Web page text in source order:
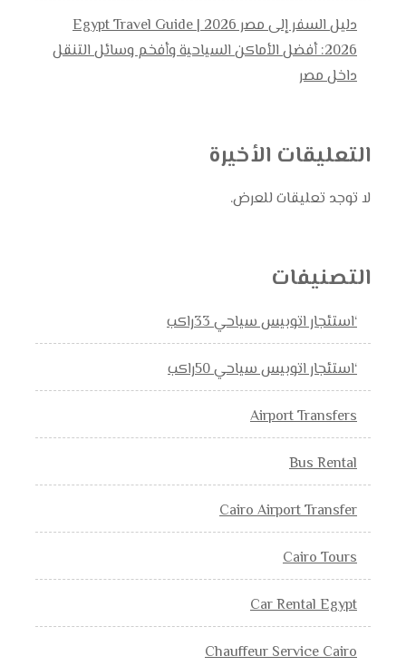
دليل السفر إلى مصر 2026 | Egypt Travel Guide
2026: أفضل الأماكن السياحية وأفخم وسائل التنقل
داخل مصر
التعليقات الأخيرة
لا توجد تعليقات للعرض.
التصنيفات
‘استئجار اتوبيس سياحي 33راكب
‘استئجار اتوبيس سياحي 50راكب
Airport Transfers
Bus Rental
Cairo Airport Transfer
Cairo Tours
Car Rental Egypt
Chauffeur Service Cairo